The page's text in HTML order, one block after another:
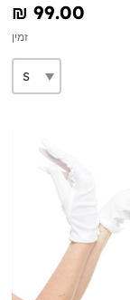
₪‎ 99.00
זמין